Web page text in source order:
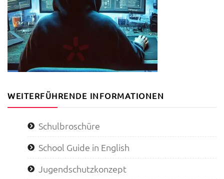
WEITERFÜHRENDE INFORMATIONEN
Schulbroschüre
School Guide in English
Jugendschutzkonzept